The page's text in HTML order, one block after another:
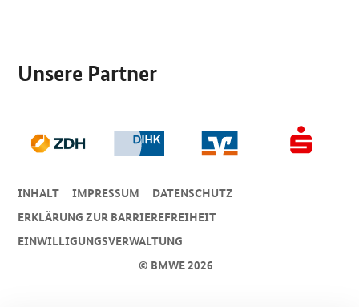
Unsere Partner
© BMWE 2026
INHALT IMPRESSUM
DA­TEN­SCHUTZ
ERKLÄRUNG ZUR BARRIEREFREIHEIT
EINWILLIGUNGSVERWALTUNG